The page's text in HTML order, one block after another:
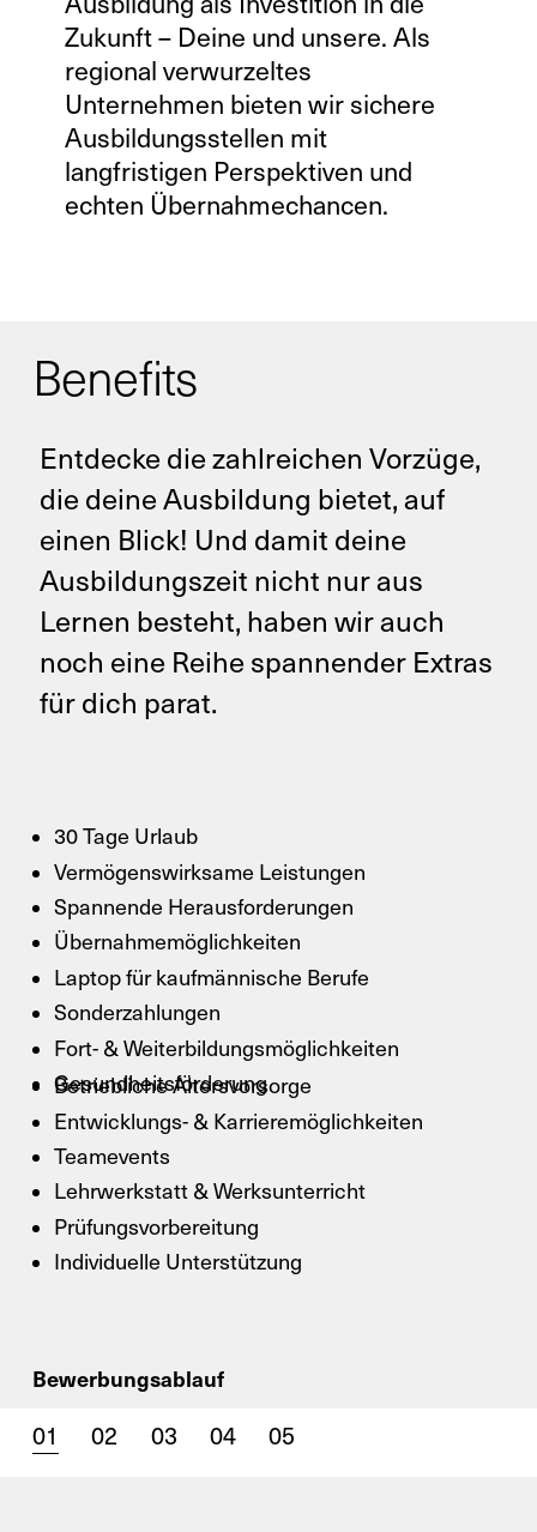
Zukunft – Deine und unsere. Als
regional verwurzeltes
Unternehmen bieten wir sichere
Ausbildungsstellen mit
langfristigen Perspektiven und
echten Übernahmechancen.
Benefits
Entdecke die zahlreichen Vorzüge,
die deine Ausbildung bietet, auf
einen Blick! Und damit deine
Ausbildungszeit nicht nur aus
Lernen besteht, haben wir auch
noch eine Reihe spannender Extras
für dich parat.
30 Tage Urlaub
Vermögenswirksame Leistungen
Spannende Herausforderungen
Übernahmemöglichkeiten
Laptop für kaufmännische Berufe
Sonderzahlungen
Fort- & Weiterbildungsmöglichkeiten
Gesundheitsförderung
Betriebliche Altersvorsorge
Entwicklungs- & Karrieremöglichkeiten
Teamevents
Lehrwerkstatt & Werksunterricht
Prüfungsvorbereitung
Individuelle Unterstützung
Bewerbungsablauf
01 02 03 04 05